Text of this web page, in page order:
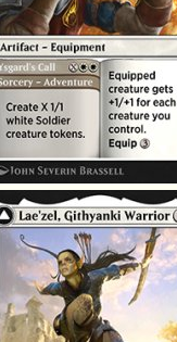
Lae'zel, guerrière githyanki